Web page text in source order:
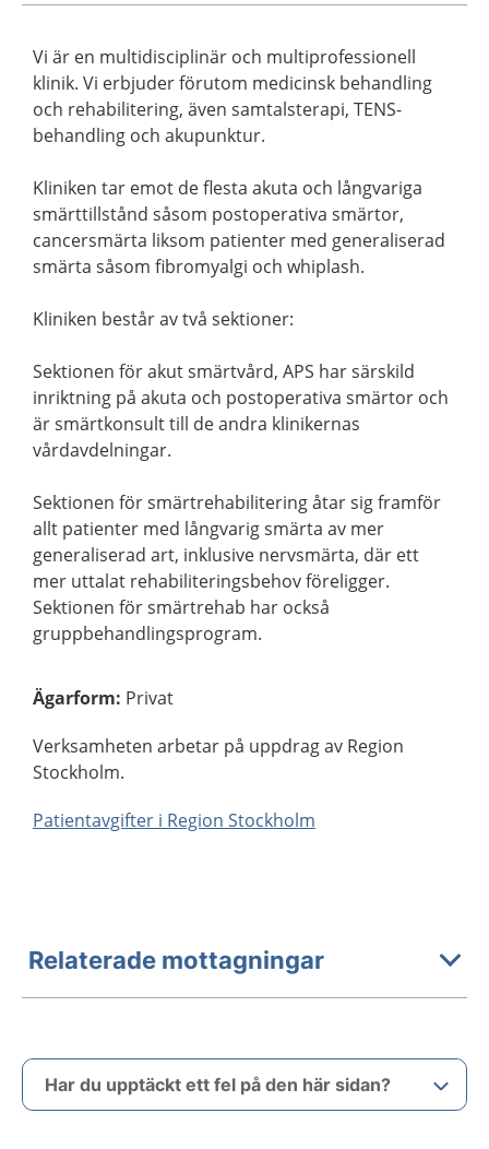
Vi är en multidisciplinär och multiprofessionell
klinik. Vi erbjuder förutom medicinsk behandling
och rehabilitering, även samtalsterapi, TENS-
behandling och akupunktur.
Kliniken tar emot de flesta akuta och långvariga
smärttillstånd såsom postoperativa smärtor,
cancersmärta liksom patienter med generaliserad
smärta såsom fibromyalgi och whiplash.
Kliniken består av två sektioner:
Sektionen för akut smärtvård, APS har särskild
inriktning på akuta och postoperativa smärtor och
är smärtkonsult till de andra klinikernas
vårdavdelningar.
Sektionen för smärtrehabilitering åtar sig framför
allt patienter med långvarig smärta av mer
generaliserad art, inklusive nervsmärta, där ett
mer uttalat rehabiliteringsbehov föreligger.
Sektionen för smärtrehab har också
gruppbehandlingsprogram.
Ägarform: Privat
Verksamheten arbetar på uppdrag av Region
Stockholm.
Patientavgifter i Region Stockholm
Relaterade mottagningar
Har du upptäckt ett fel på den här sidan?